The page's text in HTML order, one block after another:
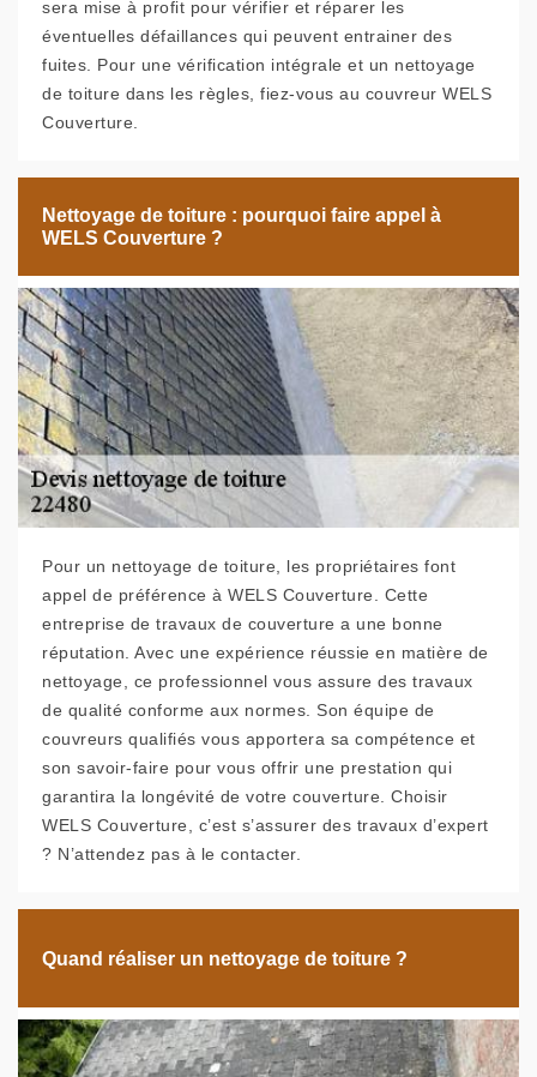
sera mise à profit pour vérifier et réparer les
éventuelles défaillances qui peuvent entrainer des
fuites. Pour une vérification intégrale et un nettoyage
de toiture dans les règles, fiez-vous au couvreur WELS
Couverture.
Nettoyage de toiture : pourquoi faire appel à
WELS Couverture ?
Pour un nettoyage de toiture, les propriétaires font
appel de préférence à WELS Couverture. Cette
entreprise de travaux de couverture a une bonne
réputation. Avec une expérience réussie en matière de
nettoyage, ce professionnel vous assure des travaux
de qualité conforme aux normes. Son équipe de
couvreurs qualifiés vous apportera sa compétence et
son savoir-faire pour vous offrir une prestation qui
garantira la longévité de votre couverture. Choisir
WELS Couverture, c’est s’assurer des travaux d’expert
? N’attendez pas à le contacter.
Quand réaliser un nettoyage de toiture ?